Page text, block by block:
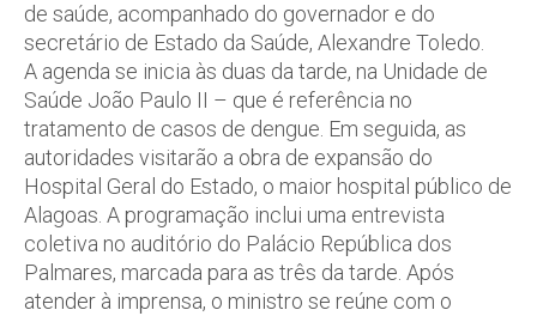
de saúde, acompanhado do governador e do
secretário de Estado da Saúde, Alexandre Toledo.
A agenda se inicia às duas da tarde, na Unidade de
Saúde João Paulo II – que é referência no
tratamento de casos de dengue. Em seguida, as
autoridades visitarão a obra de expansão do
Hospital Geral do Estado, o maior hospital público de
Alagoas. A programação inclui uma entrevista
coletiva no auditório do Palácio República dos
Palmares, marcada para as três da tarde. Após
atender à imprensa, o ministro se reúne com o